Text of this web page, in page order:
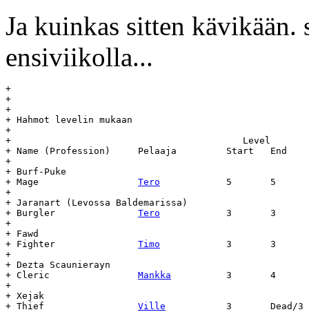
Ja kuinkas sitten
ensiviikolla...
+
+
+
+ Hahmot levelin mukaan
+
+					   Level	   Day		Age
+ Name (Profession)	Pelaaja		Start	End	Start	End
+
+ Burf-Puke
Tero
+
+ Jaranart (Levossa Baldemarissa)
Tero
+
+ Fawd
Timo
+
+ Dezta Scaunierayn
Mankka
+
+ Xejak
Ville